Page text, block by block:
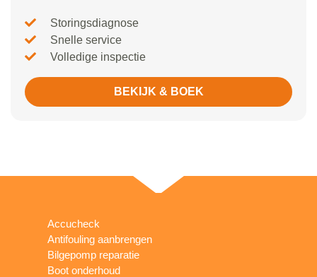
Storingsdiagnose
Snelle service
Volledige inspectie
BEKIJK & BOEK
Accucheck
Antifouling aanbrengen
Bilgepomp reparatie
Boot onderhoud